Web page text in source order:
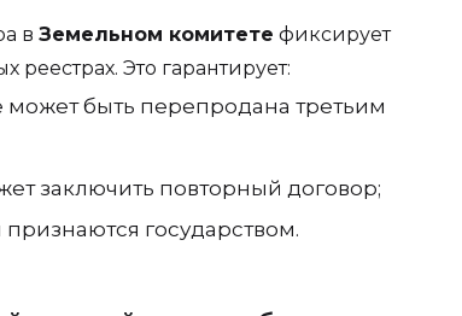
в Земельном комитете фиксирует
Это гарантирует:
быть перепродана третьим
заключить повторный договор;
государством.